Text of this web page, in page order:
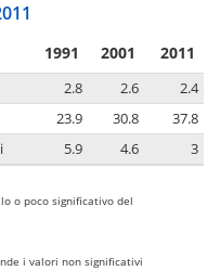
1991 2001 2011
2.8 2.6
2.4
23.9 30.8
37.8
5.9 4.6 3
o poco significativo del
i valori non significativi